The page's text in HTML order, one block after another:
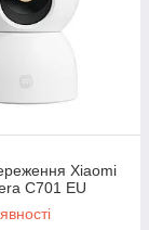
Xiaomi
C701 EU